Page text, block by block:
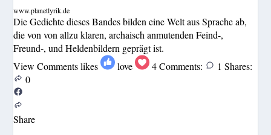
www.planetlyrik.de
Die Gedichte dieses Bandes bilden eine Welt aus Sprache ab,
die von von allzu klaren, archaisch anmutenden Feind-,
Freund-, und Heldenbildern geprägt ist.
View Comments likes love 4 Comments: 1 Shares:
0
Share